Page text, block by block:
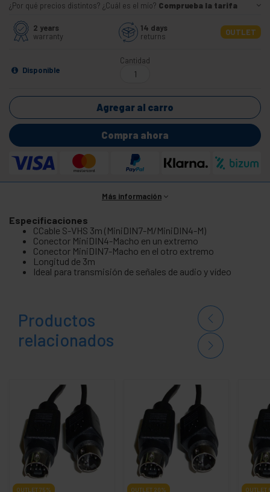
¿Por qué precios distintos? ¿Cuál es el mío? Comprueba la tarifa
2 years
warranty
14 days
returns
OUTLET
Disponible
Cantidad
Agregar al carro
Compra ahora
Más información
Especificaciones
CCable S-VHS 3m (MiniDIN7-M/MiniDIN4-M)
Conector MiniDIN4-Macho en un extremo
Conector MiniDIN7-Macho en el otro extremo
Longitud de 3m
Ideal para transmisión de señales de audio y vídeo
Productos
relacionados
OUTLET75% OUTLET 20% OUTLET